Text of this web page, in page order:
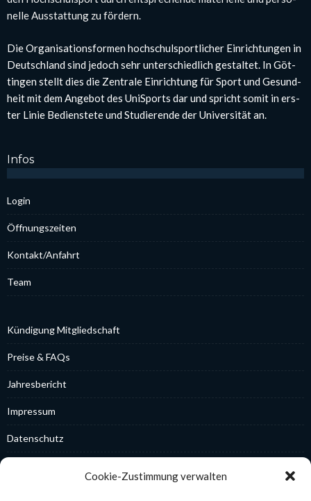
Cookie-Zustimmung verwalten
nel­le Aus­stat­tung zu för­dern.
Die Orga­ni­sa­ti­ons­for­men hoch­schul­sport­li­cher Ein­rich­tun­gen in
Deutsch­land sind jedoch sehr unter­schied­lich gestal­tet. In Göt­
tin­gen stellt dies die Zen­tra­le Ein­rich­tung für Sport und Gesund­
heit mit dem Ange­bot des Uni­Sports dar und spricht somit in ers­
ter Linie Bediens­te­te und Stu­die­ren­de der Uni­ver­si­tät an.
Infos
Log­in
Öff­nungs­zei­ten
Kontakt/Anfahrt
Team
Kün­di­gung Mit­glied­schaft
Prei­se & FAQs
Jah­res­be­richt
Impres­sum
Daten­schutz